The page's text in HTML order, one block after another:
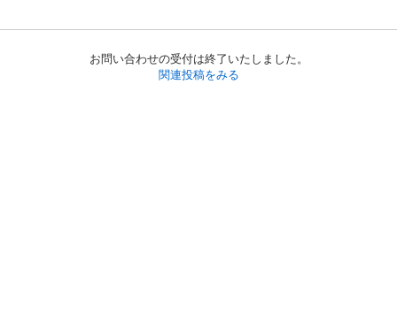
お問い合わせの受付は終了いたしました。
関連投稿をみる